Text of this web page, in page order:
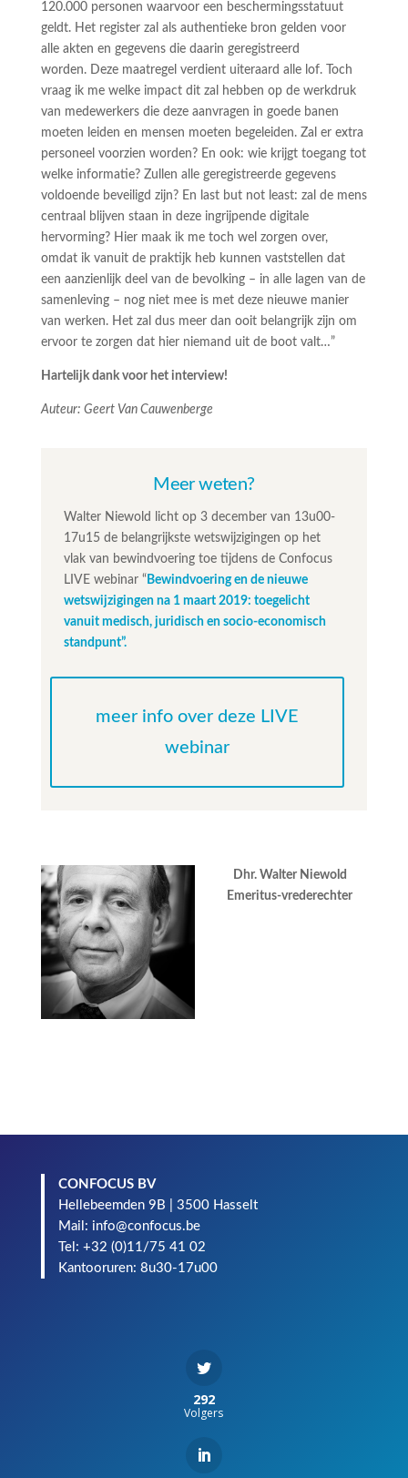
120.000 personen waarvoor een beschermingsstatuut
geldt. Het register zal als authentieke bron gelden voor
alle akten en gegevens die daarin geregistreerd
worden. Deze maatregel verdient uiteraard alle lof. Toch
vraag ik me welke impact dit zal hebben op de werkdruk
van medewerkers die deze aanvragen in goede banen
moeten leiden en mensen moeten begeleiden. Zal er extra
personeel voorzien worden? En ook: wie krijgt toegang tot
welke informatie? Zullen alle geregistreerde gegevens
voldoende beveiligd zijn? En last but not least: zal de mens
centraal blijven staan in deze ingrijpende digitale
hervorming? Hier maak ik me toch wel zorgen over,
omdat ik vanuit de praktijk heb kunnen vaststellen dat
een aanzienlijk deel van de bevolking – in alle lagen van de
samenleving – nog niet mee is met deze nieuwe manier
van werken. Het zal dus meer dan ooit belangrijk zijn om
ervoor te zorgen dat hier niemand uit de boot valt…”
Hartelijk dank voor het interview!
Auteur: Geert Van Cauwenberge
Meer weten?
Walter Niewold licht op 3 december van 13u00-
17u15 de belangrijkste wetswijzigingen op het
vlak van bewindvoering toe tijdens de Confocus
LIVE webinar “Bewindvoering en de nieuwe
wetswijzigingen na 1 maart 2019: toegelicht
vanuit medisch, juridisch en socio-economisch
standpunt”.
meer info over deze LIVE
webinar
Dhr. Walter Niewold
Emeritus-vrederechter
CONFOCUS BV
Hellebeemden 9B | 3500 Hasselt
Mail: info@confocus.be
Tel: +32 (0)11/75 41 02
Kantooruren: 8u30-17u00
292
Volgers